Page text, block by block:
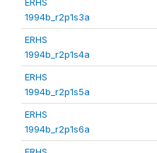
1994b_r2p1s3a
ERHS
1994b_r2p1s4a
ERHS
1994b_r2p1s5a
ERHS
1994b_r2p1s6a